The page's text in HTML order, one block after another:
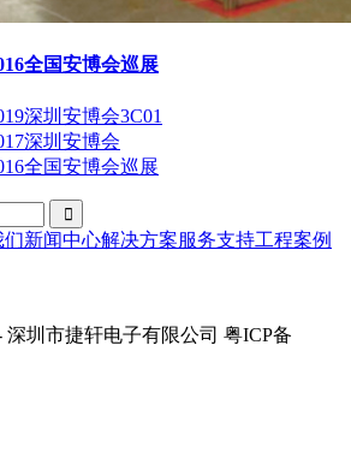
全国安博会巡展
深圳安博会3C01
深圳安博会
全国安博会巡展
们新闻中心解决方案服务支持工程案例
深圳市捷轩电子有限公司 粤ICP备